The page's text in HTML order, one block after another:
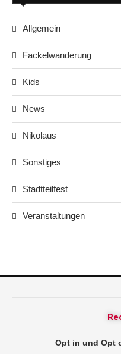
Allgemein
Fackelwanderung
Kids
News
Nikolaus
Sonstiges
Stadtteilfest
Veranstaltungen
Opt in und Opt